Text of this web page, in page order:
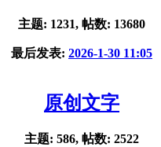
主题: 1231, 帖数: 13680
最后发表: 2026-1-30 11:05
原创文字
主题: 586, 帖数: 2522